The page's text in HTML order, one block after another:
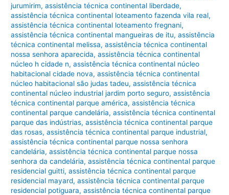
jurumirim,assistência técnica continental liberdade,
assistência técnica continental loteamento fazenda vila real,
assistência técnica continental loteamento fregnani,
assistência técnica continental mangueiras de itu,assistência
técnica continental melissa,assistência técnica continental
nossa senhora aparecida,assistência técnica continental
núcleo h cidade n,assistência técnica continental núcleo
habitacional cidade nova,assistência técnica continental
núcleo habitacional são judas tadeu,assistência técnica
continental núcleo industrial jardim porto seguro,assistência
técnica continental parque américa,assistência técnica
continental parque candelária,assistência técnica continental
parque das indústrias,assistência técnica continental parque
das rosas,assistência técnica continental parque industrial,
assistência técnica continental parque nossa senhora
candelária,assistência técnica continental parque nossa
senhora da candelária,assistência técnica continental parque
residencial guitti,assistência técnica continental parque
residencial mayard,assistência técnica continental parque
residencial potiguara,assistência técnica continental parque